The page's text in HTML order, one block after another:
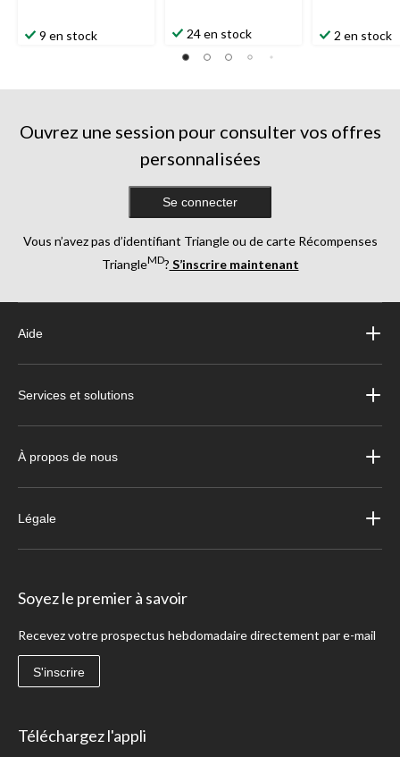
9 en stock 24 en stock 2 en stock
Ouvrez une session pour consulter vos offres
personnalisées
Se connecter
Vous n’avez pas d’identifiant Triangle ou de carte Récompenses
TriangleMD? S’inscrire maintenant
Aide
Services et solutions
À propos de nous
Légale
Soyez le premier à savoir
Recevez votre prospectus hebdomadaire directement par e-mail
S'inscrire
Téléchargez l'appli